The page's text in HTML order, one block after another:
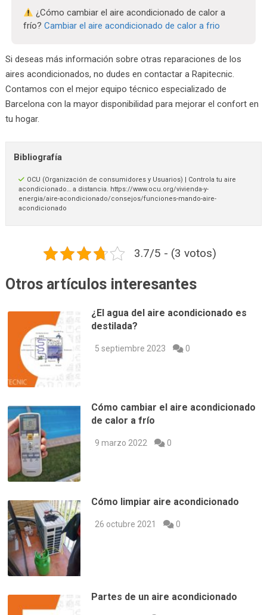
¿Cómo cambiar el aire acondicionado de calor a
frío? Cambiar el aire acondicionado de calor a frio
Si deseas más información sobre otras reparaciones de los
aires acondicionados, no dudes en contactar a Rapitecnic.
Contamos con el mejor equipo técnico especializado de
Barcelona con la mayor disponibilidad para mejorar el confort en
tu hogar.
Bibliografía
OCU (Organización de consumidores y Usuarios) | Controla tu aire
acondicionado… a distancia. https://www.ocu.org/vivienda-y-
energia/aire-acondicionado/consejos/funciones-mando-aire-
acondicionado
3.7/5 - (3 votos)
Otros artículos interesantes
¿El agua del aire acondicionado es
destilada?
5 septiembre 2023 0
Cómo cambiar el aire acondicionado
de calor a frío
9 marzo 2022 0
Cómo limpiar aire acondicionado
26 octubre 2021 0
Partes de un aire acondicionado